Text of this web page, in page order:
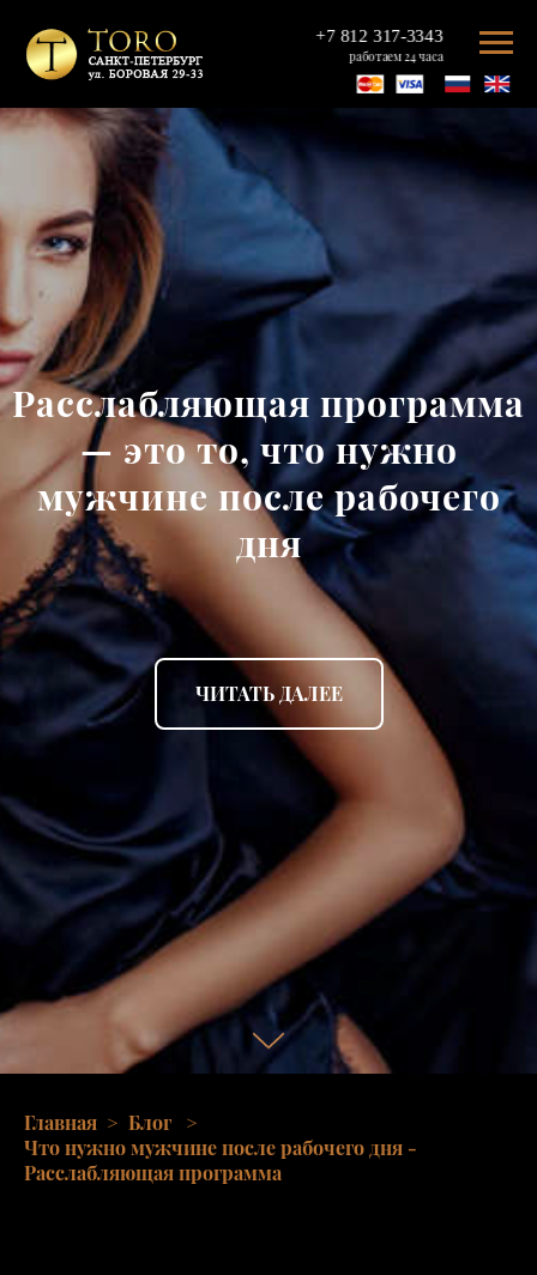
+7 812 317-3343
работаем 24 часа
Расслабляющая программа
— это то, что нужно
мужчине после рабочего
дня
ЧИТАТЬ ДАЛЕЕ
Главная > Блог
>
Что нужно мужчине после рабочего дня -
Расслабляющая программа